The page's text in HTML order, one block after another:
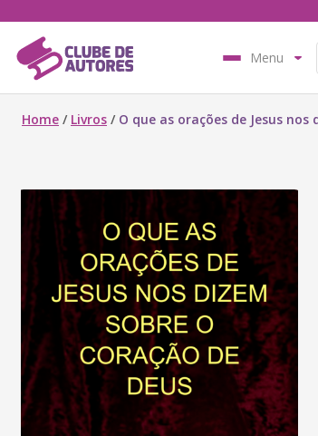
Menu
Home / Livros / O que as orações de Jesus